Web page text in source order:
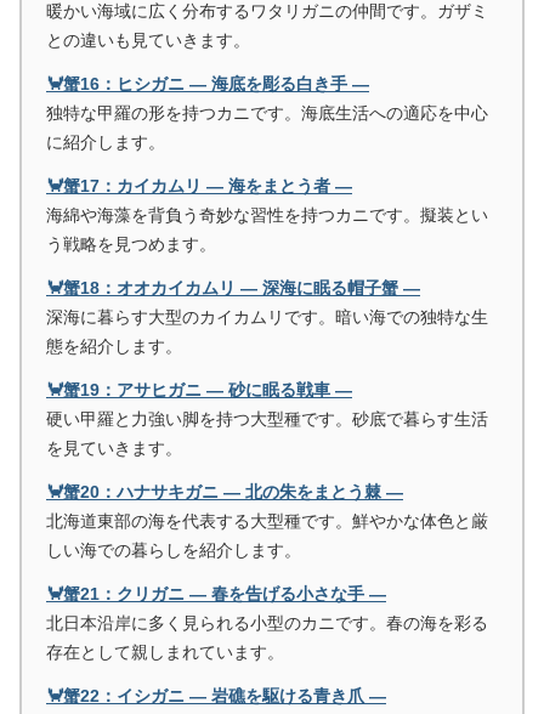
暖かい海域に広く分布するワタリガニの仲間です。ガザミ
との違いも見ていきます。
🦀蟹16：ヒシガニ ― 海底を彫る白き手 ―
独特な甲羅の形を持つカニです。海底生活への適応を中心
に紹介します。
🦀蟹17：カイカムリ ― 海をまとう者 ―
海綿や海藻を背負う奇妙な習性を持つカニです。擬装とい
う戦略を見つめます。
🦀蟹18：オオカイカムリ ― 深海に眠る帽子蟹 ―
深海に暮らす大型のカイカムリです。暗い海での独特な生
態を紹介します。
🦀蟹19：アサヒガニ ― 砂に眠る戦車 ―
硬い甲羅と力強い脚を持つ大型種です。砂底で暮らす生活
を見ていきます。
🦀蟹20：ハナサキガニ ― 北の朱をまとう棘 ―
北海道東部の海を代表する大型種です。鮮やかな体色と厳
しい海での暮らしを紹介します。
🦀蟹21：クリガニ ― 春を告げる小さな手 ―
北日本沿岸に多く見られる小型のカニです。春の海を彩る
存在として親しまれています。
🦀蟹22：イシガニ ― 岩礁を駆ける青き爪 ―